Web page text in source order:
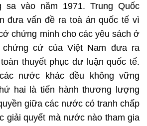
sa vào năm 1971. Trung Quốc
đưa vấn đề ra toà án quốc tế vì
chứng minh cho các yêu sách ở
chứng cứ của Việt Nam đưa ra
thuyết phục dư luận quốc tế.
nước khác đều không vững
hai là tiến hành thương lượng
giữa các nước có tranh chấp
giải quyết mà nước nào tham gia